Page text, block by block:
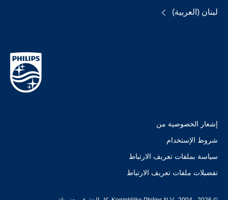
لبنان (العربية)
إشعار الخصوصية من
شروط الإستخدام
سياسة بملفات تعريف الارتباط
تفضيلات ملفات تعريف الارتباط